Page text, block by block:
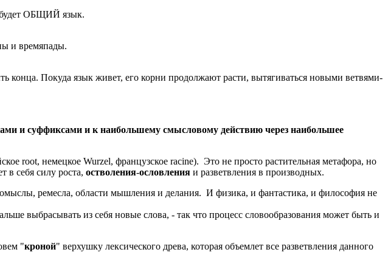
будет ОБЩИЙ язык.
и времяпады.
конца. Покуда язык живет, его корни продолжают расти, вытягиваться новыми ветвями-
и суффиксами и к наибольшему смысловому действию через наибольшее
root, немецкое Wurzel, французское racine). Это не просто растительная метафора, но
в себя силу роста, остволения-ословления и разветвления в производных.
ремесла, области мышления и делания. И физика, и фантастика, и философия не
выбрасывать из себя новые слова, - так что процесс словообразования может быть и
"кроной" верхушку лексического древа, которая объемлет все разветвления данного